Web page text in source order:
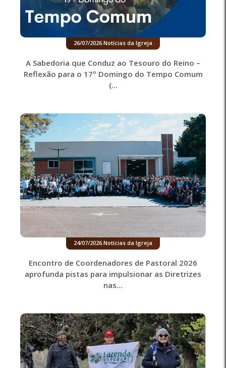
26/07/2026 Notícias da Igreja
A Sabedoria que Conduz ao Tesouro do Reino –
Reflexão para o 17º Domingo do Tempo Comum
(...
24/07/2026.Notícias da Igreja
Encontro de Coordenadores de Pastoral 2026
aprofunda pistas para impulsionar as Diretrizes
nas...